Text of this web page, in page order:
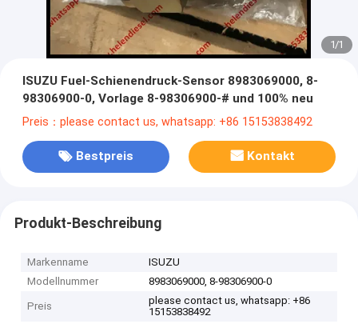
1/1
ISUZU Fuel-Schienendruck-Sensor 8983069000, 8-
98306900-0, Vorlage 8-98306900-# und 100% neu
Preis：please contact us, whatsapp: +86 15153838492
Bestpreis Kontakt
Produkt-Beschreibung
Markenname
ISUZU
Modellnummer
8983069000, 8-98306900-0
Preis
please contact us, whatsapp: +86
15153838492